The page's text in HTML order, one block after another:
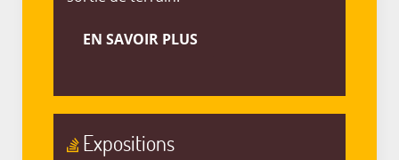
EN SAVOIR PLUS
Expositions